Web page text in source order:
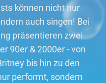
können nicht nur
auch singen! Bei
präsentieren zwei
90er & 2000er - von
bis hin zu den
performt, sondern